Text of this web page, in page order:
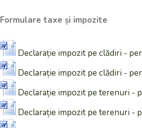
Formulare taxe și impozite
Declarație impozit pe clădiri -
Declarație impozit pe clădiri -
Declarație impozit pe terenuri -
Declarație impozit pe terenuri -